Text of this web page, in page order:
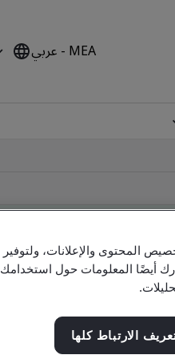
MEA - عربي
المحتوى والإعلانات، ولتوفير
أيضًا المعلومات حول استخدامك
الارتباط كلها